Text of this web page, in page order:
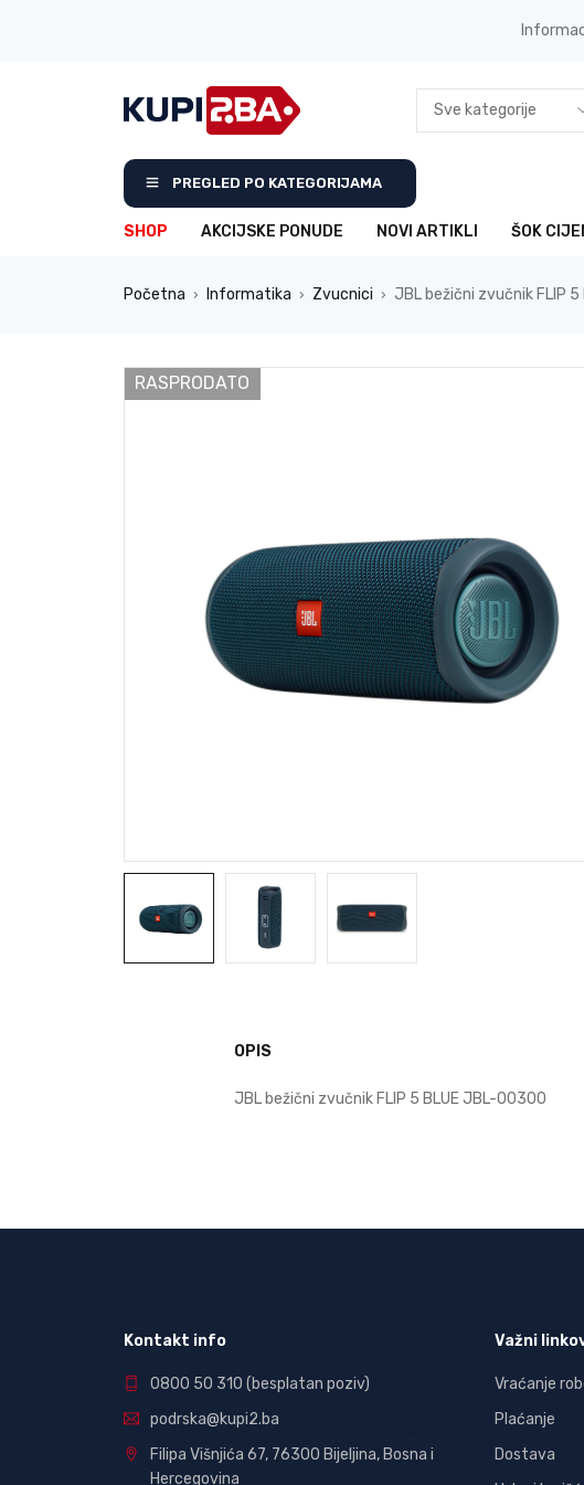
PREGLED PO KATEGORIJAMA
SHOP AKCIJSKE PONUDE NOVI ARTIKLI ŠOK
Početna › Informatika › Zvucnici › JBL bežični zvučnik FLIP
RASPRODATO
OPIS
JBL bežični zvučnik FLIP 5 BLUE JBL-00300
Kontakt info
0800 50 310 (besplatan poziv)
podrska@kupi2.ba
Filipa Višnjića 67, 76300 Bijeljina, Bosna i
Hercegovina
Važni
Vraćanje
Plaćanje
Dostava